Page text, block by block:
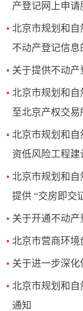
产登记网上申请
北京市规划和
不动产登记信息
关于提供不动
北京市规划和
至北京产权交易
北京市规划和
资低风险工程
北京市规划和
提供 “交房即交
关于开通不动
北京市营商环
关于进一步深
北京市规划和自
通知